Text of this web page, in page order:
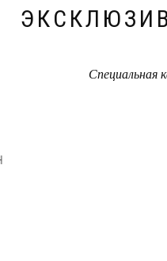
Специальная